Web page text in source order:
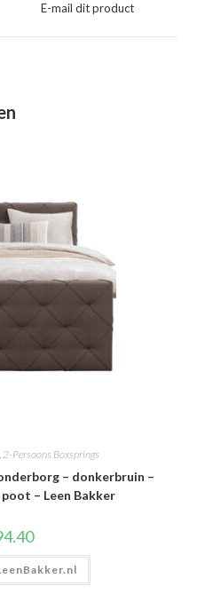
nieuw
E-mail dit product
,2-Persoons Boxsprings
– donkerbruin –
– Leen Bakker